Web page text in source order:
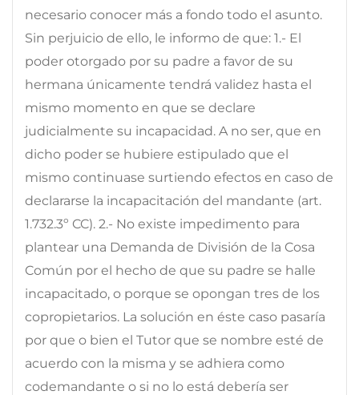
necesario conocer más a fondo todo el asunto.
Sin perjuicio de ello, le informo de que: 1.- El
poder otorgado por su padre a favor de su
hermana únicamente tendrá validez hasta el
mismo momento en que se declare
judicialmente su incapacidad. A no ser, que en
dicho poder se hubiere estipulado que el
mismo continuase surtiendo efectos en caso de
declararse la incapacitación del mandante (art.
1.732.3º CC). 2.- No existe impedimento para
plantear una Demanda de División de la Cosa
Común por el hecho de que su padre se halle
incapacitado, o porque se opongan tres de los
copropietarios. La solución en éste caso pasaría
por que o bien el Tutor que se nombre esté de
acuerdo con la misma y se adhiera como
codemandante o si no lo está debería ser